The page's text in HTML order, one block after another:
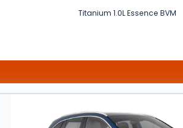
Titanium 1.0L Essence BVM